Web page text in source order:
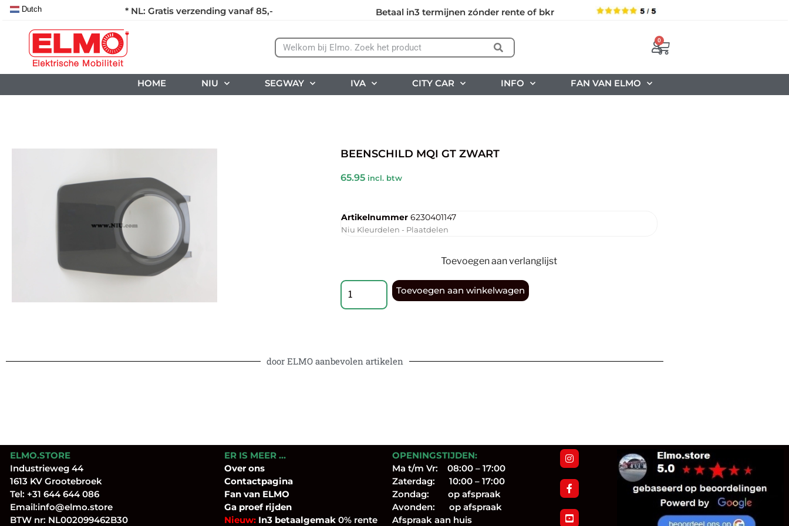
* NL: Gratis verzending vanaf 85,- Betaal in3 termijnen zónder rente of bkr
Dutch
0
HOME NIU SEGWAY IVA CITY CAR INFO FAN VAN ELMO
BEENSCHILD MQI GT ZWART
65.95 incl. btw
Artikelnummer 6230401147
Niu Kleurdelen - Plaatdelen
Toevoegen aan verlanglijst
Toevoegen aan winkelwagen
door ELMO aanbevolen artikelen
ELMO.STORE
Industrieweg 44
1613 KV Grootebroek
Tel: +31 644 644 086
Email:info@elmo.store
BTW nr: NL002099462B30
ER IS MEER …
Over ons
Contactpagina
Fanvan ELMO
Ga proef rijden
Nieuw:In3 betaalgemak 0% rente
OPENINGSTIJDEN:
Ma t/m Vr: 08:00 – 17:00
Zaterdag: 10:00 – 17:00
Zondag: op afspraak
Avonden: op afspraak
Afspraak aan huis